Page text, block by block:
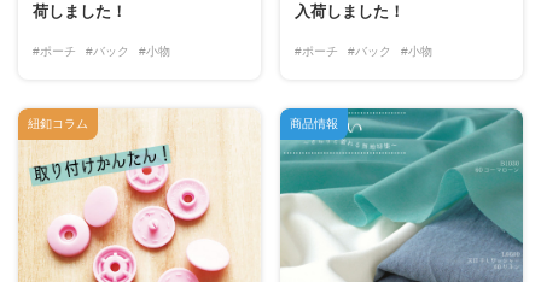
荷しました！
#ポーチ #バック #小物
入荷しました！
#ポーチ #バック #小物
紐釦コラム 商品情報